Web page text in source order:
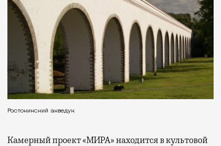
Ростокинский акведук
Камерный проект «МИРА» находится в культовой